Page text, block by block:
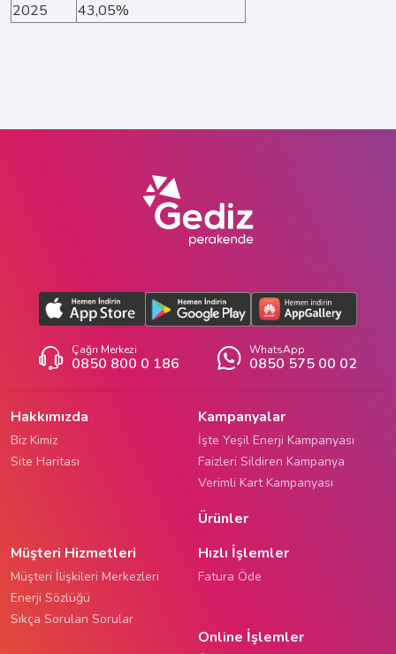
2025
43,05%
Çağrı Merkezi
0850 800 0 186
WhatsApp
0850 575 00 02
Hakkımızda
Biz Kimiz
Site Haritası
Kampanyalar
İşte Yeşil Enerji Kampanyası
Faizleri Sildiren Kampanya
Verimli Kart Kampanyası
Ürünler
Müşteri Hizmetleri
Müşteri İlişkileri Merkezleri
Enerji Sözlüğü
Sıkça Sorulan Sorular
Hızlı İşlemler
Fatura Öde
Online İşlemler